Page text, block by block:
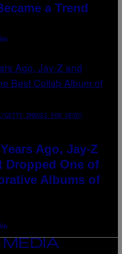
a Trend
GETTY IMAGES FOR VEVO)
Ago, Jay-Z
Dropped One of
Albums of